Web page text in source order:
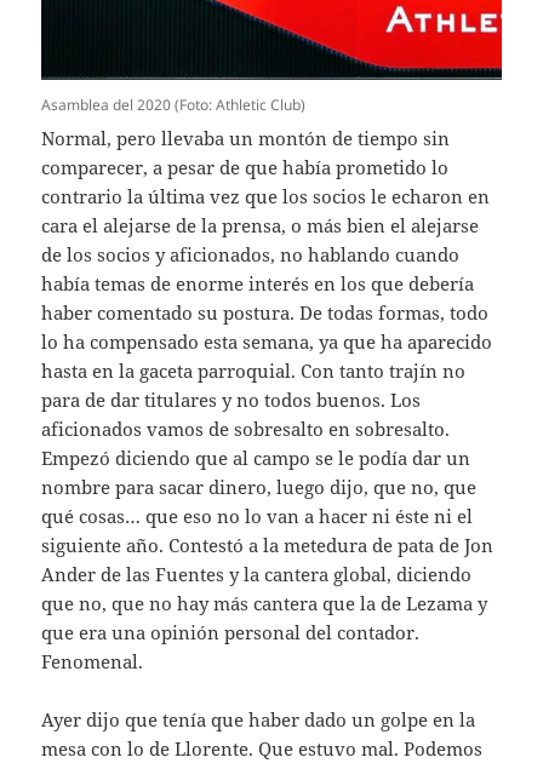
Asamblea del 2020 (Foto: Athletic Club)
Normal, pero llevaba un montón de tiempo sin
comparecer, a pesar de que había prometido lo
contrario la última vez que los socios le echaron en
cara el alejarse de la prensa, o más bien el alejarse
de los socios y aficionados, no hablando cuando
había temas de enorme interés en los que debería
haber comentado su postura. De todas formas, todo
lo ha compensado esta semana, ya que ha aparecido
hasta en la gaceta parroquial. Con tanto trajín no
para de dar titulares y no todos buenos. Los
aficionados vamos de sobresalto en sobresalto.
Empezó diciendo que al campo se le podía dar un
nombre para sacar dinero, luego dijo, que no, que
qué cosas… que eso no lo van a hacer ni éste ni el
siguiente año. Contestó a la metedura de pata de Jon
Ander de las Fuentes y la cantera global, diciendo
que no, que no hay más cantera que la de Lezama y
que era una opinión personal del contador.
Fenomenal.
Ayer dijo que tenía que haber dado un golpe en la
mesa con lo de Llorente. Que estuvo mal. Podemos